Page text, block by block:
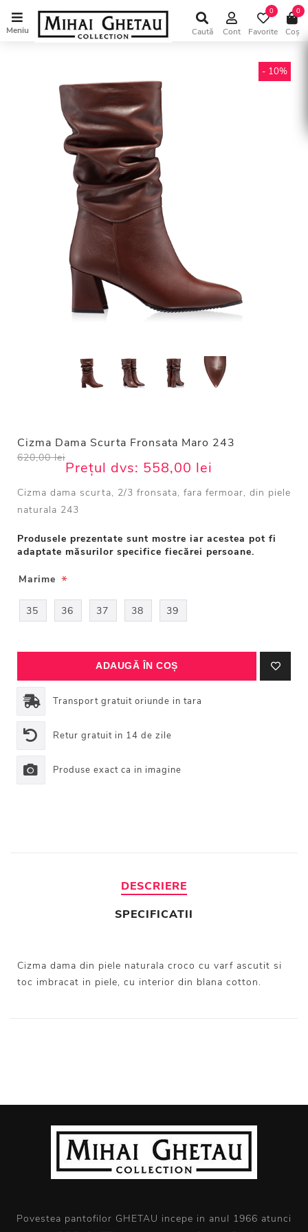
Meniu Caută Cont Favorite
0
Coș
0
- 10%
Cizma Dama Scurta Fronsata Maro 243
620,00 lei
Prețul dvs: 558,00 lei
Cizma dama scurta, 2/3 fronsata, fara fermoar, din piele
naturala 243
Produsele prezentate sunt mostre iar acestea pot fi
adaptate măsurilor specifice fiecărei persoane.
Marime *
35 36 37 38 39
Transport gratuit oriunde in tara
Retur gratuit in 14 de zile
Produse exact ca in imagine
DESCRIERE
SPECIFICATII
Cizma dama din piele naturala croco cu varf ascutit si
toc imbracat in piele, cu interior din blana cotton.
Povestea pantofilor GHETAU incepe in anul 1966 atunci